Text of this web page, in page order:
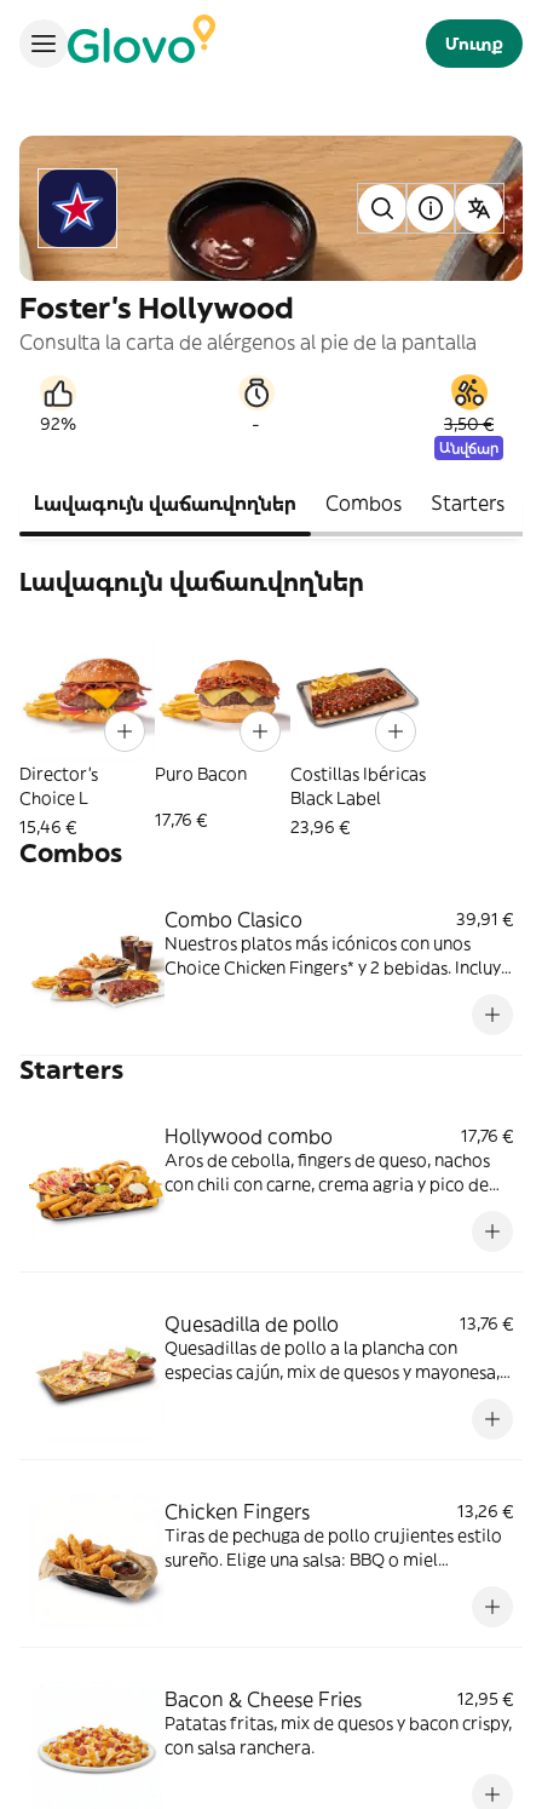
Մուտք
Foster's Hollywood
Consulta la carta de alérgenos al pie de la pantalla
92% - 3,50 €
Անվճար
Լավագույն վաճառվողներ Combos Starters
Լավագույն վաճառվողներ
Director's
Choice L
15,46 €
Puro Bacon
17,76 €
Costillas Ibéricas
Black Label
23,96 €
Combos
Combo Clasico
39,91 €
Nuestros platos más icónicos con unos
Choice Chicken Fingers* y 2 bebidas. Incluye
Perfecto para cena y película en casa. ¡DE
Starters
Hollywood combo
17,76 €
Aros de cebolla, fingers de queso, nachos
con chili con carne, crema agria y pico de
Quesadilla de pollo
13,76 €
Quesadillas de pollo a la plancha con
especias cajún, mix de quesos y mayonesa,
Acompañada de salsa roja mexicana y lima.
Chicken Fingers
13,26 €
Tiras de pechuga de pollo crujientes estilo
sureño. Elige una salsa: BBQ o miel
Bacon & Cheese Fries
12,95 €
Patatas fritas, mix de quesos y bacon crispy,
con salsa ranchera.